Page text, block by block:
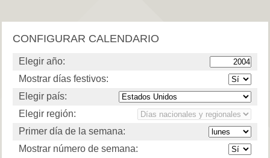
CONFIGURAR CALENDARIO
Elegir año:
Mostrar días festivos:
Elegir país:
Elegir región:
Primer día de la semana:
Mostrar número de semana: